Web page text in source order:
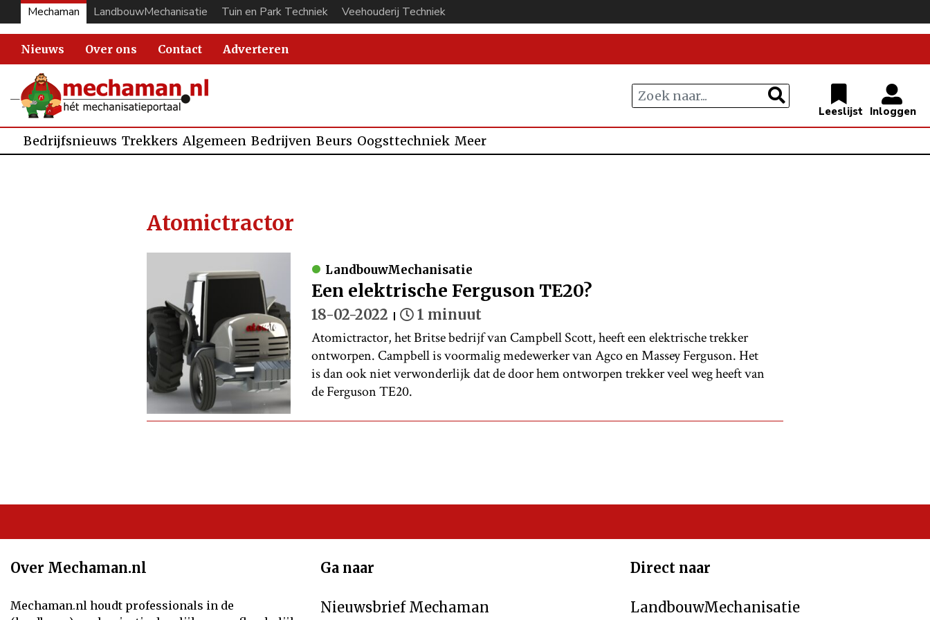
Mechaman LandbouwMechanisatie Tuin en Park Techniek Veehouderij Techniek
Nieuws Over ons Contact Adverteren
Bedrijfsnieuws Trekkers Algemeen Bedrijven Beurs Oogsttechniek Meer
Atomictractor
LandbouwMechanisatie
Een elektrische Ferguson TE20?
18-02-2022 1 minuut
Atomictractor, het Britse bedrijf van Campbell Scott, heeft een elektrische trekker
ontworpen. Campbell is voormalig medewerker van Agco en Massey Ferguson. Het
is dan ook niet verwonderlijk dat de door hem ontworpen trekker veel weg heeft van
de Ferguson TE20.
Over Mechaman.nl
Mechaman.nl houdt professionals in de
Ga naar
Nieuwsbrief Mechaman
Direct naar
LandbouwMechanisatie